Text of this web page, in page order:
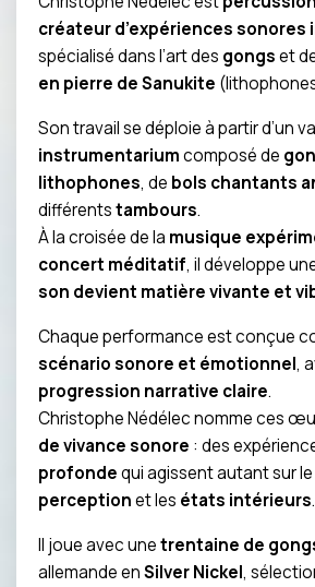
créateur d’expériences sonores
spécialisé dans l’art des gongset
en pierre de Sanukite
Son travail se déploie à partir d’un
instrumentariumcomposé de
lithophones, de bols chantants
différentstambours.
À la croisée de la musique
concert méditatif, il développe
son devient matière vivante et
Chaque performance est conçue
scénario sonore et émotionnel,
progression narrative claire.
Christophe Nédélec nomme ces
de vivance sonore : des
profondequi agissent autant sur le
perceptionet les états intérieurs.
Il joue avec unetrentaine de
allemande enSilver Nickel,